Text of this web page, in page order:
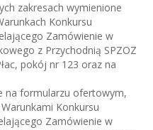
zakresach wymienione
Konkursu
Zamówienie w
z Przychodnią SPZOZ
pokój nr 123 oraz na
na formularzu ofertowym,
Konkursu
Zamówienie w